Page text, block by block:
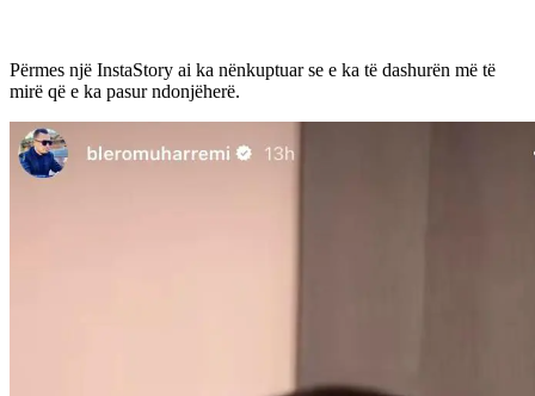
Përmes një InstaStory ai ka nënkuptuar se e ka të dashurën më të
mirë që e ka pasur ndonjëherë.